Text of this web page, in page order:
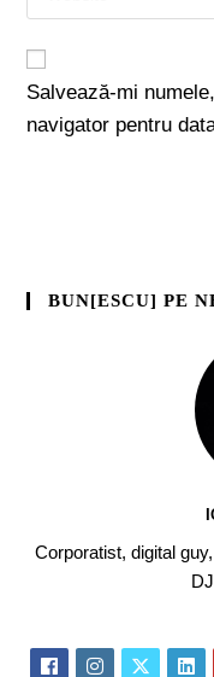
Salvează-mi
navigator pentru
BUN[ESCU] PE
Corporatist, digital